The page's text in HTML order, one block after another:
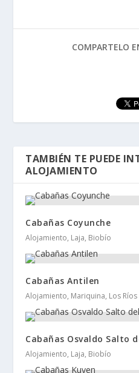
COMPARTELO
TAMBIÉN TE PUEDE
ALOJAMIENTO
Cabañas Coyunche
Alojamiento, Laja, Biobío
Cabañas Antilen
Alojamiento, Mariquina, Los Ríos
Cabañas Osvaldo Salto
Alojamiento, Laja, Biobío